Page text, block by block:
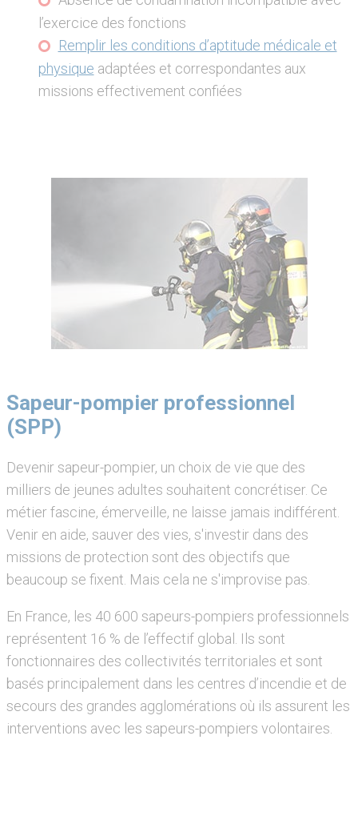
l’exercice des fonctions
Remplir les conditions d’aptitude médicale et
physique adaptées et correspondantes aux
missions effectivement confiées
Sapeur-pompier professionnel
(SPP)
Devenir sapeur-pompier, un choix de vie que des
milliers de jeunes adultes souhaitent concrétiser. Ce
métier fascine, émerveille, ne laisse jamais indifférent.
Venir en aide, sauver des vies, s'investir dans des
missions de protection sont des objectifs que
beaucoup se fixent. Mais cela ne s'improvise pas.
En France, les 40 600 sapeurs-pompiers professionnels
représentent 16 % de l’effectif global. Ils sont
fonctionnaires des collectivités territoriales et sont
basés principalement dans les centres d’incendie et de
secours des grandes agglomérations où ils assurent les
interventions avec les sapeurs-pompiers volontaires.